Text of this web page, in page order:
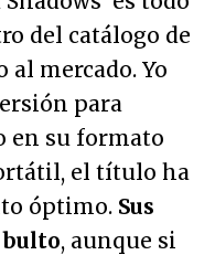
del catálogo de
al mercado. Yo
para
en su formato
el título ha
óptimo. Sus
bulto, aunque si